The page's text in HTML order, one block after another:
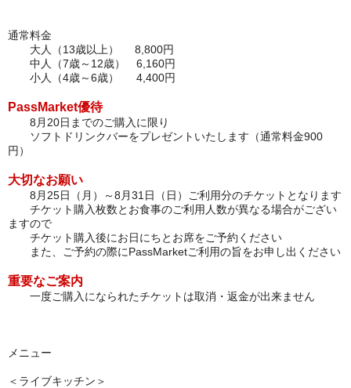
通常料金
大人（13歳以上） 8 ,800円
中人（7歳～12歳） 6 ,160円
小人（4歳～6歳） 4,400円
PassMarket優待
8月20日までのご購入に限り
ソフトドリンクバーをプレゼントいたします（通常料金900
円）
大切なお願い
8 月25日（月）～8 月31日（日）
ご利用分のチケットとなります
チケット購入枚数とお食事のご利用人数が異なる場合がござい
ますので
チケット購入後にお日にちとお席をご予約ください
また、ご予約の際にPassMarketご利用の旨をお申し出ください
重要なご案内
一度ご購入になられたチケットは取消・返金が出来ません
メニュー
＜ライブキッチン＞